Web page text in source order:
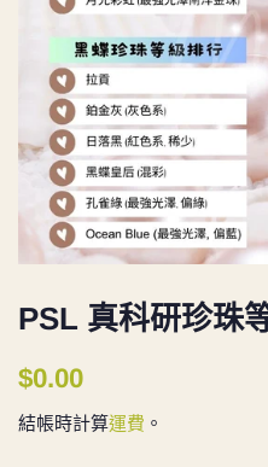
PSL 真科研珍珠
定
$0.00
結帳時計算運費 。